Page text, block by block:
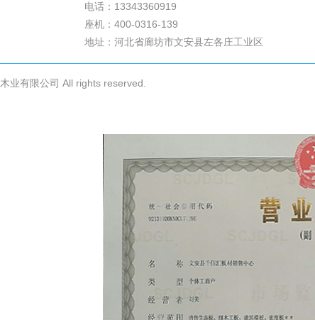
业有限公司 All rights reserved.
电话：13343360919
座机：400-0316-139
地址：河北省廊坊市文安县左各庄工业区